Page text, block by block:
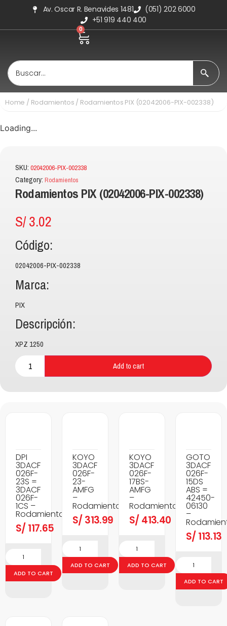
Av. Oscar R. Benavides 1481
(051) 202 6000
+51 919 440 400
0
Home / Rodamientos / Rodamientos PIX (02042006-PIX-002338)
Loading...
SKU: 02042006-PIX-002338
Category: Rodamientos
Rodamientos PIX (02042006-PIX-002338)
S/3.02
Código:
02042006-PIX-002338
Marca:
PIX
Descripción:
XPZ 1250
Add to cart
DPI
3DACF
026F-
23S =
3DACF
026F-
1CS –
Rodamientos
S/ 117.65
ADD TO CART
KOYO
3DACF
026F-
23-
AMFG
–
Rodamientos
S/ 313.99
ADD TO CART
KOYO
3DACF
026F-
17BS-
AMFG
–
Rodamientos
S/ 413.40
ADD TO CART
GOTO
3DACF
026F-
15DS
ABS =
42450-
06130
–
S/ 113.13
ADD TO CART